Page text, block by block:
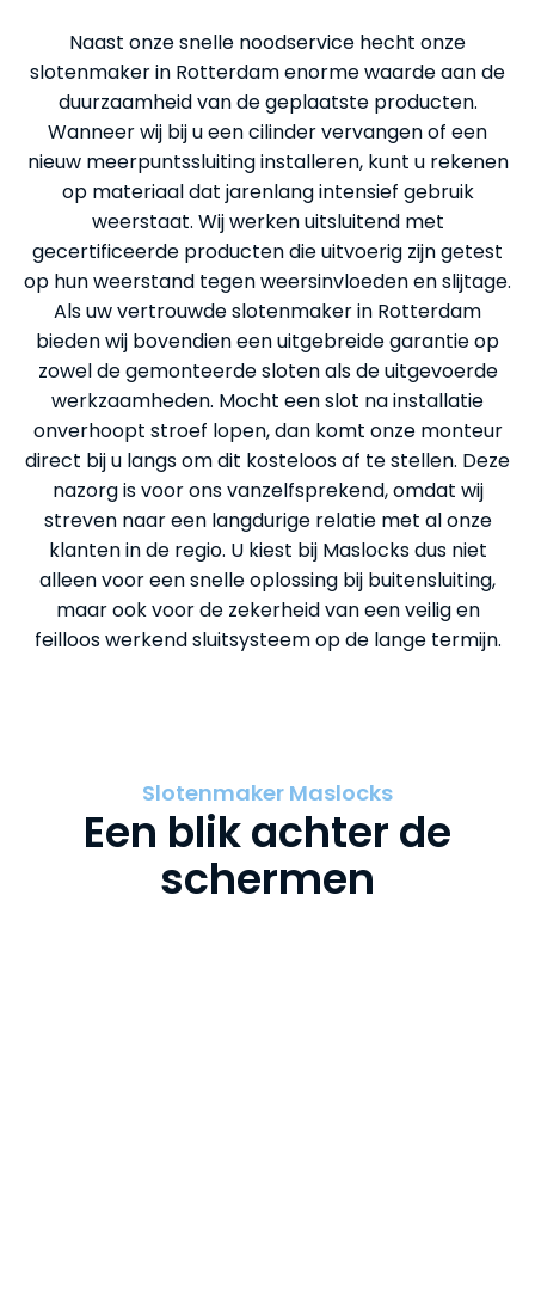
Naast onze snelle noodservice hecht onze
slotenmaker in Rotterdam enorme waarde aan de
duurzaamheid van de geplaatste producten.
Wanneer wij bij u een cilinder vervangen of een
nieuw meerpuntssluiting installeren, kunt u rekenen
op materiaal dat jarenlang intensief gebruik
weerstaat. Wij werken uitsluitend met
gecertificeerde producten die uitvoerig zijn getest
op hun weerstand tegen weersinvloeden en slijtage.
Als uw vertrouwde slotenmaker in Rotterdam
bieden wij bovendien een uitgebreide garantie op
zowel de gemonteerde sloten als de uitgevoerde
werkzaamheden. Mocht een slot na installatie
onverhoopt stroef lopen, dan komt onze monteur
direct bij u langs om dit kosteloos af te stellen. Deze
nazorg is voor ons vanzelfsprekend, omdat wij
streven naar een langdurige relatie met al onze
klanten in de regio. U kiest bij Maslocks dus niet
alleen voor een snelle oplossing bij buitensluiting,
maar ook voor de zekerheid van een veilig en
feilloos werkend sluitsysteem op de lange termijn.
Slotenmaker Maslocks
Een blik achter de
schermen